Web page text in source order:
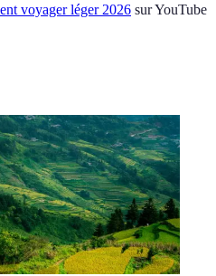
voyager léger 2026 sur YouTube